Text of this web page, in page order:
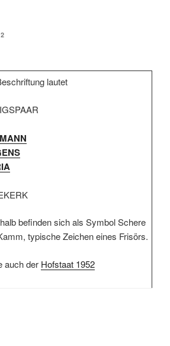
lautet
befinden sich als Symbol Schere
typische Zeichen eines Frisörs.
auch der Hofstaat 1952